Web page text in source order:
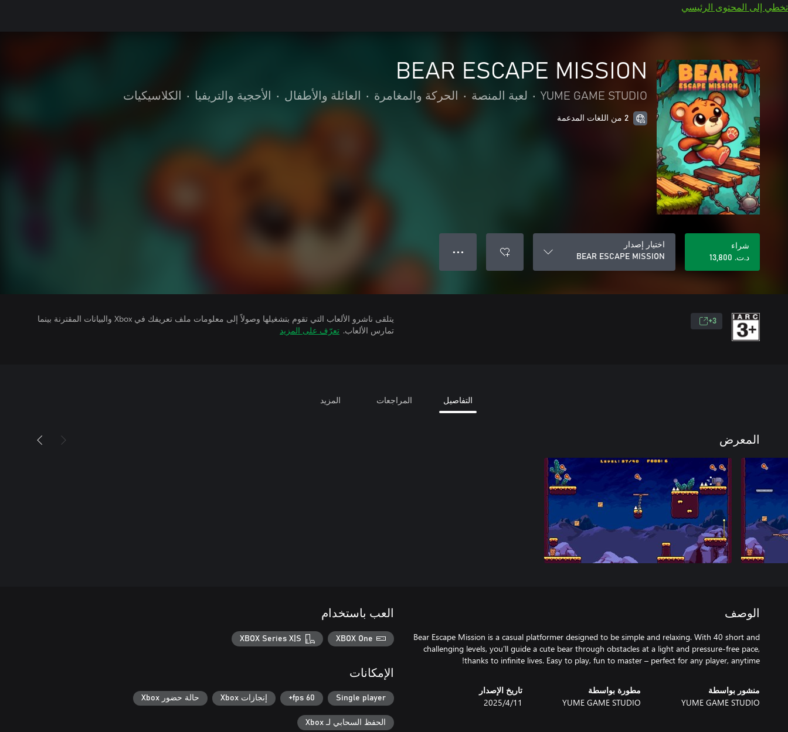
تخطي إلى المحتوى الرئيسي
BEAR ESCAPE MISSION
YUME GAME STUDIO
• لعبة المنصة • الحركة والمغامرة • العائلة والأطفال • الأحجية والتريفيا • الكلاسيكيات
2 من اللغات المدعمة
شراء
د.ت.‏ 13,800
اختيار إصدار
BEAR ESCAPE MISSION
● ● ●
3+
يتلقى ناشرو الألعاب التي تقوم بتشغيلها وصولاً إلى معلومات ملف تعريفك في Xbox والبيانات المقترنة بينما
تمارس الألعاب. تعرّف على المزيد
التفاصيل المراجعات المزيد
المعرض
الوصف
Bear Escape Mission is a casual platformer designed to be simple and relaxing. With 40 short and
challenging levels, you’ll guide a cute bear through obstacles at a light and pressure-free pace,
thanks to infinite lives. Easy to play, fun to master – perfect for any player, anytime!
منشور بواسطة
YUME GAME STUDIO
مطورة بواسطة
YUME GAME STUDIO
تاريخ الإصدار
11‏/4‏/2025
العب باستخدام
XBOX One
XBOX Series X|S
الإمكانات
Single player
60 fps+ إنجازات Xbox حالة حضور Xbox
الحفظ السحابي لـ Xbox